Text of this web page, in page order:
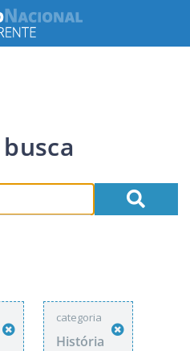
categoria
História